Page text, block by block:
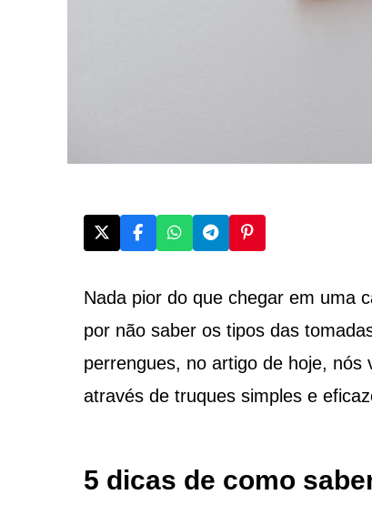
Nada pior do que chegar em uma
por não saber os tipos das
perrengues, no artigo de hoje,
através de truques simples e
5 dicas de como